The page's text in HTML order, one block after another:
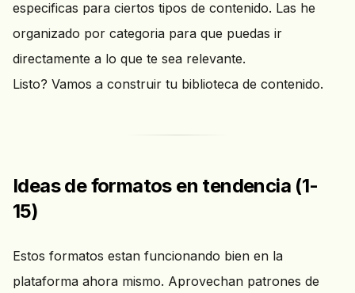
especificas para ciertos tipos de contenido. Las he
organizado por categoria para que puedas ir
directamente a lo que te sea relevante.
Listo? Vamos a construir tu biblioteca de contenido.
Ideas de formatos en tendencia (1-
15)
Estos formatos estan funcionando bien en la
plataforma ahora mismo. Aprovechan patrones de